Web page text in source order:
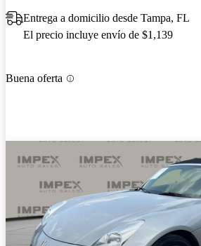
Entrega a domicilio desde Tampa, FL
El precio incluye envío de $1,139
Buena oferta